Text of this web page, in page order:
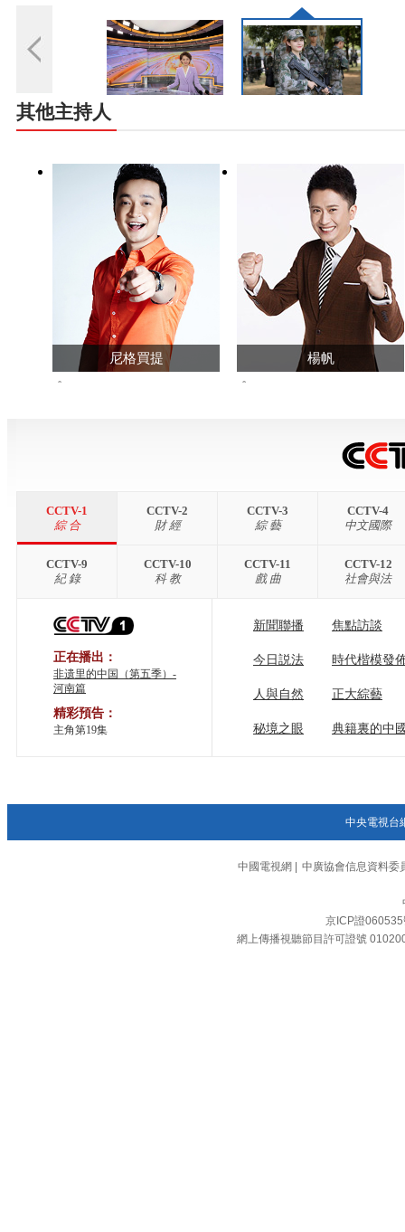
其他主持人
尼格買提 楊帆
CCTV-1
綜 合
CCTV-2
財 經
CCTV-3
綜 藝
CCTV-4
中文國際
CCTV-9
紀 錄
CCTV-10
科 教
CCTV-11
戲 曲
CCTV-12
社會與法
正在播出：
非遗里的中国（第五季）-
河南篇
精彩預告：
主角第19集
新聞聯播 焦點訪談
今日説法 時代楷模發
人與自然 正大綜藝
秘境之眼 典籍裏的中
中央電視台
中國電視網 中廣協會信息資料委
京ICP證060535
網上傳播視聽節目許可證號